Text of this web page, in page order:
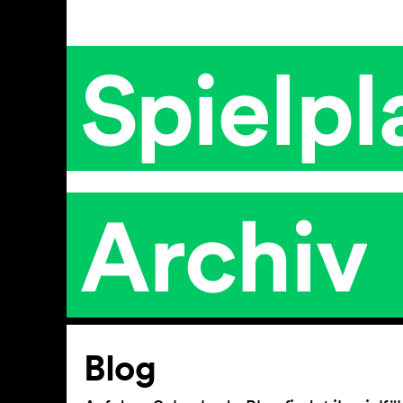
Archiv
Artikel
Blog